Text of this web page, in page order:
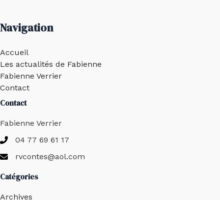
Navigation
Accueil
Les actualités de Fabienne
Fabienne Verrier
Contact
Contact
Fabienne Verrier
04 77 69 61 17
rvcontes@aol.com
Catégories
Archives